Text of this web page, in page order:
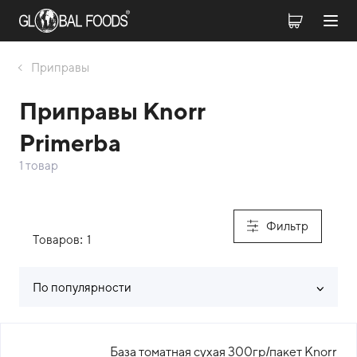
Приправы
Приправы Knorr
Primerba
1 товар
Фильтр
Товаров: 1
По популярности
База томатная сухая 300гр/пакет Knorr